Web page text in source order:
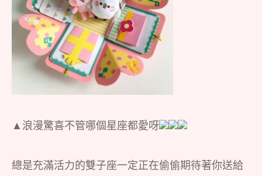
▲浪漫驚喜不管哪個星座都愛呀
總是充滿活力的雙子座一定正在偷偷期待著你送給